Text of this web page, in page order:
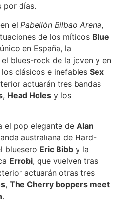
por días.
el Pabellón Bilbao Arena,
de los míticos Blue
en España, la
el blues-rock de la joven y en
los clásicos e inefables Sex
actuarán tres bandas
, Head Holes y los
el pop elegante de Alan
australiana de Hard-
bluesero Eric Bibb y la
Errobi, que vuelven tras
actuarán otras tres
, The Cherry boppers meet
.